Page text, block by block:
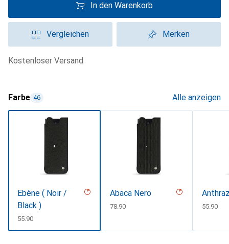
In den Warenkorb
Vergleichen Merken
kostenloser Versand
Farbe 46 Alle anzeigen
Ebène ( Noir /
Black )
CHF
55.90
Abaca Nero
CHF
78.90 CHF
55.90